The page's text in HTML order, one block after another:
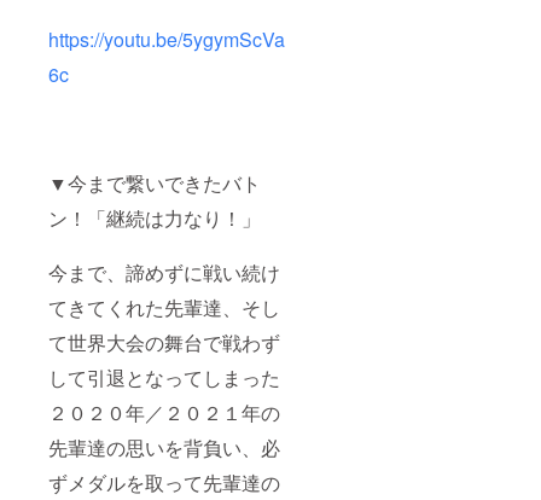
https://youtu.be/5ygymScVa
6c
▼今まで繋いできたバト
ン！「継続は力なり！」
今まで、諦めずに戦い続け
てきてくれた先輩達、そし
て世界大会の舞台で戦わず
して引退となってしまった
２０２０年／２０２１年の
先輩達の思いを背負い、必
ずメダルを取って先輩達の